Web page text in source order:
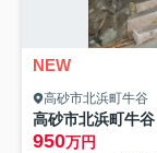
NEW
高砂市北浜町牛谷
高砂市北浜町牛
950万円